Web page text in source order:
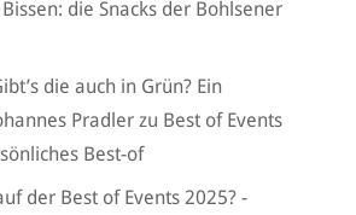
die Snacks der Bohlsener
die auch in Grün? Ein
Pradlerzu Best of Events
Best-of
der Best of Events 2025? -